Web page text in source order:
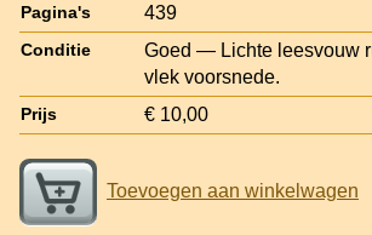
Pagina's 439
Conditie
Goed — Lichte leesvouw
vlek voorsnede.
Prijs € 10,00
Toevoegen aan winkelwagen